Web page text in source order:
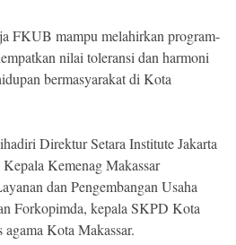
FKUB mampu melahirkan program-
nilai toleransi dan harmoni
bermasyarakat di Kota
Direktur Setara Institute Jakarta
Kemenag Makassar
dan Pengembangan Usaha
Forkopimda, kepala SKPD Kota
Kota Makassar.